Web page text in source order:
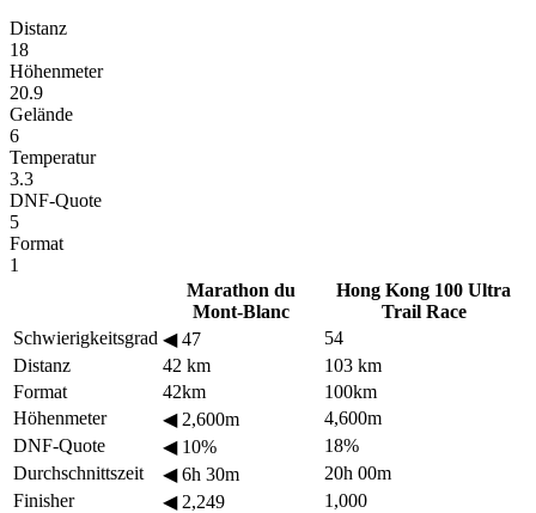
Distanz
18
Höhenmeter
20.9
Gelände
6
Temperatur
3.3
DNF-Quote
5
Format
1
Marathon du
Mont-Blanc
Hong Kong 100 Ultra
Trail Race
Schwierigkeitsgrad ◀47
54
Distanz
42 km
103 km
Format
42km
100km
Höhenmeter
◀2,600m
4,600m
DNF-Quote
◀10%
18%
Durchschnittszeit
◀6h 30m
20h 00m
Finisher
◀2,249
1,000